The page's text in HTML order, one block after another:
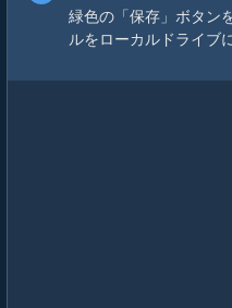
緑色の「保存」ボタン
ルをローカルドライブ